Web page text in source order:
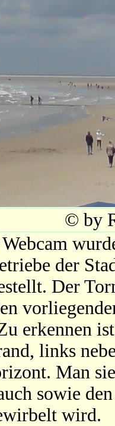
© by
der
Der
erkennen
links
Man
sowie
wird.